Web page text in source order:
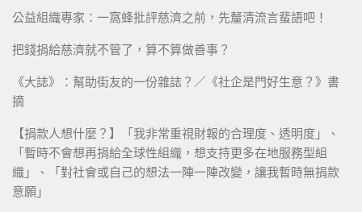
公益組織專家：一窩蜂批評慈濟之前，先釐清流言蜚語吧！
把錢捐給慈濟就不管了，算不算做善事？
《大誌》：幫助街友的一份雜誌？／《社企是門好生意？》書
摘
【捐款人想什麼？】「我非常重視財報的合理度、透明度」、
「暫時不會想再捐給全球性組織，想支持更多在地服務型組
織」、「對社會或自己的想法一陣一陣改變，讓我暫時無捐款
意願」